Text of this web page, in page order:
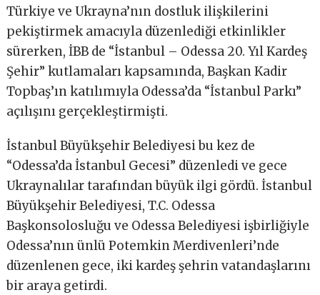
Türkiye ve Ukrayna’nın dostluk ilişkilerini
pekiştirmek amacıyla düzenlediği etkinlikler
sürerken, İBB de “İstanbul – Odessa 20. Yıl Kardeş
Şehir” kutlamaları kapsamında, Başkan Kadir
Topbaş’ın katılımıyla Odessa’da “İstanbul Parkı”
açılışını gerçekleştirmişti.
İstanbul Büyükşehir Belediyesi bu kez de
“Odessa’da İstanbul Gecesi” düzenledi ve gece
Ukraynalılar tarafından büyük ilgi gördü. İstanbul
Büyükşehir Belediyesi, T.C. Odessa
Başkonsolosluğu ve Odessa Belediyesi işbirliğiyle
Odessa’nın ünlü Potemkin Merdivenleri’nde
düzenlenen gece, iki kardeş şehrin vatandaşlarını
bir araya getirdi.